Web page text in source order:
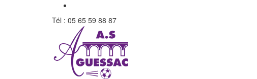
Tél : 05 65 59 88 87